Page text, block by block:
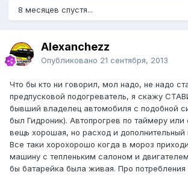
8 месяцев спустя...
Alexanchezz
Опубликовано 21 сентября, 2013
Что бы кто ни говорил, мол надо, не надо
предпусковой подогреватель, я скажу
бывший владелец автомобиля с подобной
был Гидроник). Автопрогрев по таймеру или
вещь хорошая, но расход и дополнительный
Все таки хорохорошо когда в мороз
машину с тепленьким салоном и
бы батарейка была живая. Про потребления